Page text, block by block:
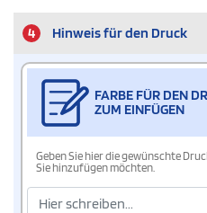
4 Hinweis für den Druck
FARBE FÜR DEN
ZUM EINFÜGEN
Geben Sie hier die gewünschte
Sie hinzufügen möchten.